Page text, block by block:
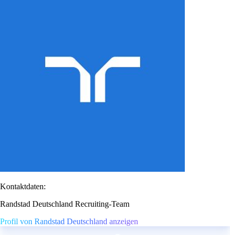
Kontaktdaten:
Randstad Deutschland Recruiting-Team
Profil von Randstad Deutschland anzeigen